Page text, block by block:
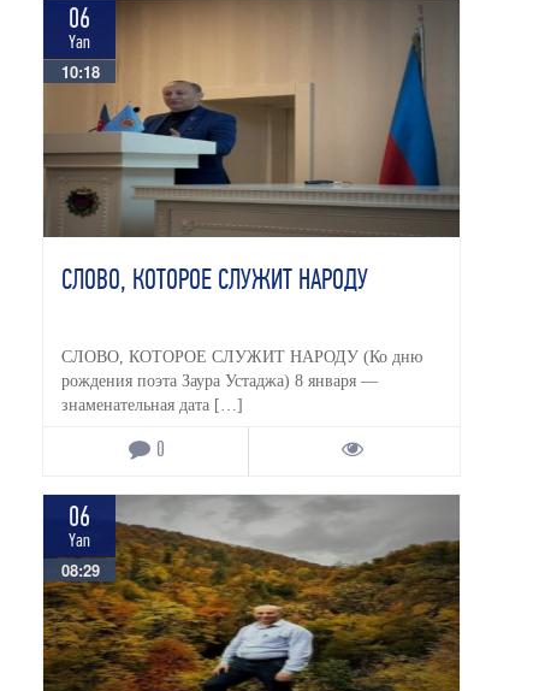
06
Yan
10:18
СЛОВО, КОТОРОЕ СЛУЖИТ НАРОДУ
СЛОВО, КОТОРОЕ СЛУЖИТ НАРОДУ (Ко дню
рождения поэта Заура Устаджа) 8 января —
знаменательная дата […]
0
06
Yan
08:29